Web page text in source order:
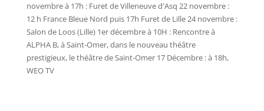
novembre à 17h : Furet de Villeneuve d'Asq 22 novembre :
12 h France Bleue Nord puis 17h Furet de Lille 24 novembre :
Salon de Loos (Lille) 1er décembre à 10H : Rencontre à
ALPHA B, à Saint-Omer, dans le nouveau théâtre
prestigieux, le théâtre de Saint-Omer 17 Décembre : à 18h,
WEO TV